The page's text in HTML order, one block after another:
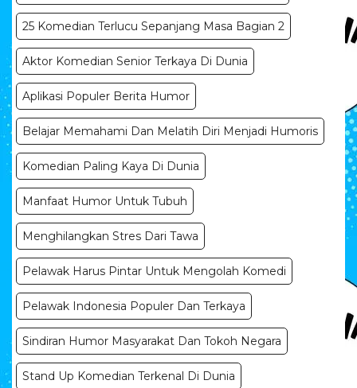
25 Komedian Terlucu Sepanjang Masa Bagian 2
Aktor Komedian Senior Terkaya Di Dunia
Aplikasi Populer Berita Humor
Belajar Memahami Dan Melatih Diri Menjadi Humoris
Komedian Paling Kaya Di Dunia
Manfaat Humor Untuk Tubuh
Menghilangkan Stres Dari Tawa
Pelawak Harus Pintar Untuk Mengolah Komedi
Pelawak Indonesia Populer Dan Terkaya
Sindiran Humor Masyarakat Dan Tokoh Negara
Stand Up Komedian Terkenal Di Dunia